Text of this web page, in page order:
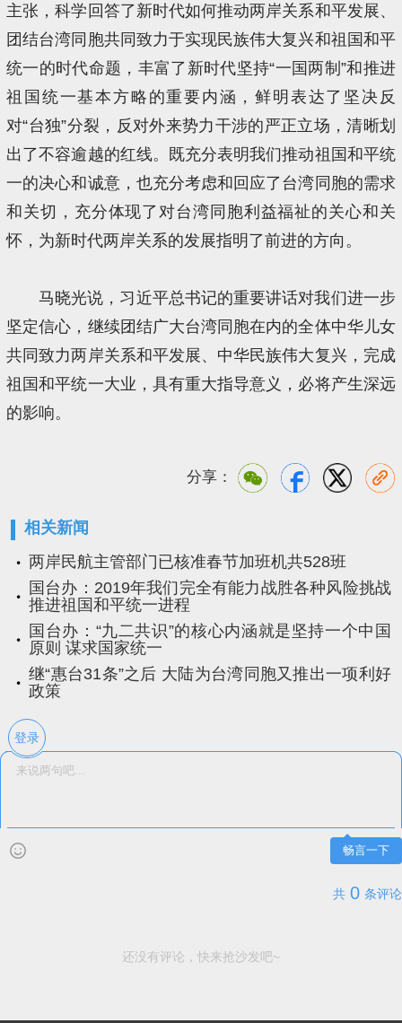
主张，科学回答了新时代如何推动两岸关系和平发展、
团结台湾同胞共同致力于实现民族伟大复兴和祖国和平
统一的时代命题，丰富了新时代坚持“一国两制”和推进
祖国统一基本方略的重要内涵，鲜明表达了坚决反
对“台独”分裂，反对外来势力干涉的严正立场，清晰划
出了不容逾越的红线。既充分表明我们推动祖国和平统
一的决心和诚意，也充分考虑和回应了台湾同胞的需求
和关切，充分体现了对台湾同胞利益福祉的关心和关
怀，为新时代两岸关系的发展指明了前进的方向。
马晓光说，习近平总书记的重要讲话对我们进一步
坚定信心，继续团结广大台湾同胞在内的全体中华儿女
共同致力两岸关系和平发展、中华民族伟大复兴，完成
祖国和平统一大业，具有重大指导意义，必将产生深远
的影响。
分享：
相关新闻
两岸民航主管部门已核准春节加班机共528班
国台办：2019年我们完全有能力战胜各种风险挑战
推进祖国和平统一进程
国台办：“九二共识”的核心内涵就是坚持一个中国
原则 谋求国家统一
继“惠台31条”之后 大陆为台湾同胞又推出一项利好
政策
登录
畅言一下
共 0 条评论
还没有评论，快来抢沙发吧~